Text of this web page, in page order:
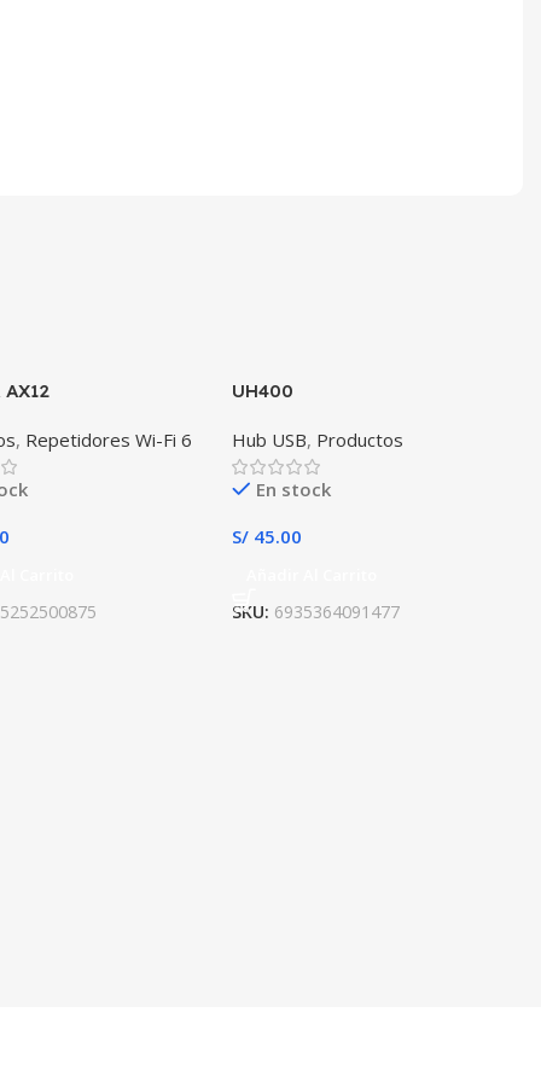
AX12
, Repetidores Wi-Fi 6
UH400
Hub USB, Productos
En stock
S/ 45.00
SKU: 6935364091477